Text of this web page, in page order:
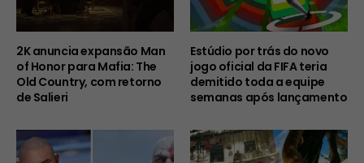
2K anuncia expansão Man
of Honor para Mafia: The
Old Country, com retorno
de Salieri
Estúdio por trás do novo
jogo oficial da FIFA teria
demitido toda a equipe
semanas após lançamento